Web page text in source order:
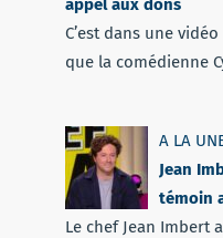
appel aux dons
C’est dans une
que la comédienne
A LA
Jean
témoin
Le chef Jean Imbert